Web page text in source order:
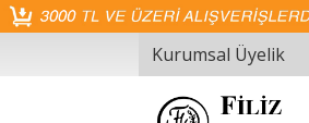
Kurumsal Üyelik